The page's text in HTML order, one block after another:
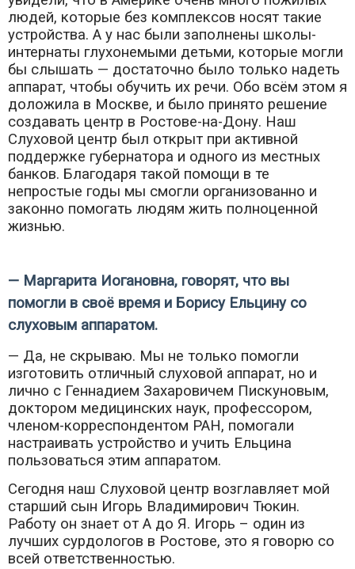
людей, которые без комплексов носят такие
устройства. А у нас были заполнены школы-
интернаты глухонемыми детьми, которые могли
бы слышать — достаточно было только надеть
аппарат, чтобы обучить их речи. Обо всём этом я
доложила в Москве, и было принято решение
создавать центр в Ростове-на-Дону. Наш
Слуховой центр был открыт при активной
поддержке губернатора и одного из местных
банков. Благодаря такой помощи в те
непростые годы мы смогли организованно и
законно помогать людям жить полноценной
жизнью.
— Маргарита Иогановна, говорят, что вы
помогли в своё время и Борису Ельцину со
слуховым аппаратом.
— Да, не скрываю. Мы не только помогли
изготовить отличный слуховой аппарат, но и
лично с Геннадием Захаровичем Пискуновым,
доктором медицинских наук, профессором,
членом-корреспондентом РАН, помогали
настраивать устройство и учить Ельцина
пользоваться этим аппаратом.
Сегодня наш Слуховой центр возглавляет мой
старший сын Игорь Владимирович Тюкин.
Работу он знает от А до Я. Игорь – один из
лучших сурдологов в Ростове, это я говорю со
всей ответственностью.